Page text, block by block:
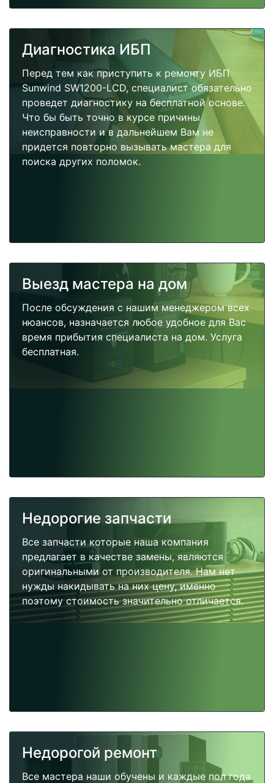
Диагностика ИБП
Перед тем как приступить к ремонту ИБП
Sunwind SW1200-LCD, специалист обязательно
проведет диагностику на бесплатной основе.
Что бы быть точно в курсе причины
неисправности и в дальнейшем Вам не
придется повторно вызывать мастера для
поиска других поломок.
Выезд мастера на дом
После обсуждения с нашим менеджером всех
нюансов, назначается любое удобное для Вас
время прибытия специалиста на дом. Услуга
бесплатная.
Недорогие запчасти
Все запчасти которые наша компания
предлагает в качестве замены, являются
оригинальными от производителя. Нам нет
нужды накидывать на них цену, именно
поэтому стоимость значительно отличается.
Недорогой ремонт
Все мастера наши обучены и каждые пол года